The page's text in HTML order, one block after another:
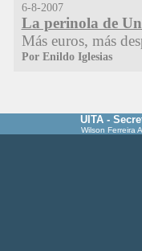
6-8-2007
La perinola de
Más euros, más
Por Enildo Iglesias
UITA -
Wilson Ferreira